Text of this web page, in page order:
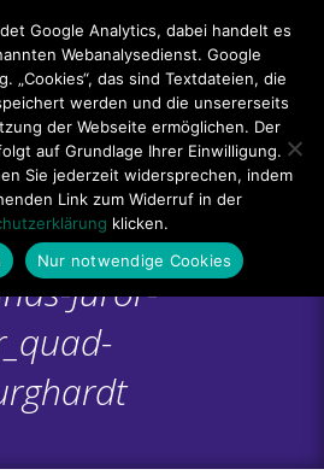
Teilnahmebedingungen
Juror-
Google Analytics, dabei handelt es
Webanalysedienst. Google
„Cookies“, das sind Textdateien, die
werden und die unsererseits
der Webseite ermöglichen. Der
auf Grundlage Ihrer Einwilligung.
Sie jederzeit widersprechen, indem
Link zum Widerruf in der
klicken.
Nur notwendige Cookies